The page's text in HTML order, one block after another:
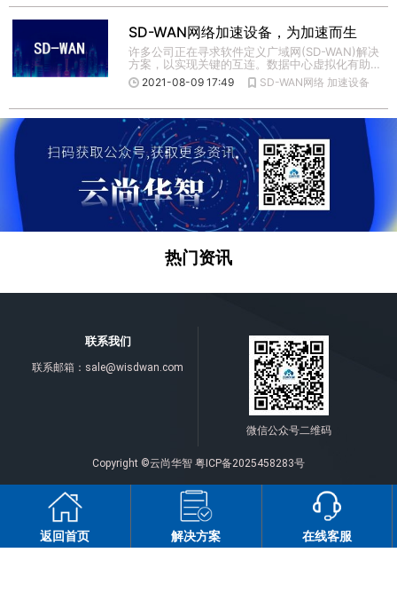
SD-WAN网络加速设备，为加速而生
许多公司正在寻求软件定义广域网(SD-WAN)解决
方案，以实现关键的互连。数据中心虚拟化有助于
减少硬件和成本， […]
2021-08-09 17:49 SD-WAN网络 加速设备
热门资讯
联系我们
联系邮箱： sale@wisdwan.com
微信公众号二维码
Copyright ©云尚华智 粤ICP备2025458283号
返回首页 解决方案 在线客服